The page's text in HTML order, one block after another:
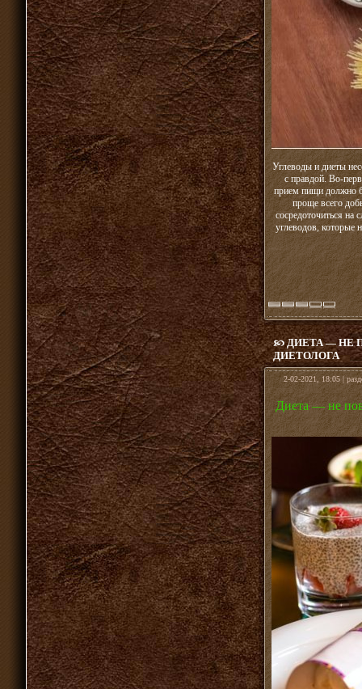
Углеводы и диеты
с правдой. Во-
прием пищи должно
проще всего
сосредоточиться
углеводов, которые
ДИЕТА — НЕ
ДИЕТОЛОГА
2-02-2021, 18:05 |
Диета — не